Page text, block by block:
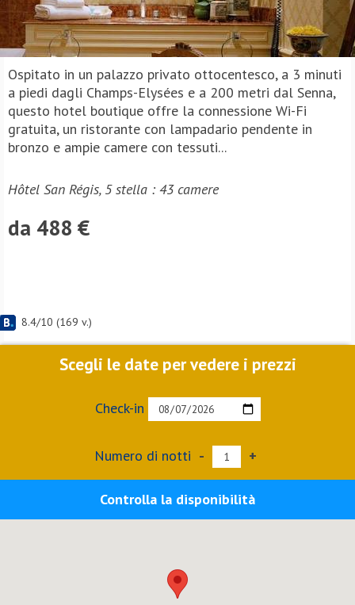
Ospitato in un palazzo privato ottocentesco, a 3 minuti
a piedi dagli Champs-Elysées e a 200 metri dal Senna,
questo hotel boutique offre la connessione Wi-Fi
gratuita, un ristorante con lampadario pendente in
bronzo e ampie camere con tessuti...
Hôtel San Régis, 5 stella : 43 camere
da 488 €
8.4/10 (169 v.)
Scegli le date per vedere i prezzi
Check-in
Numero di notti - +
Controlla la disponibilità